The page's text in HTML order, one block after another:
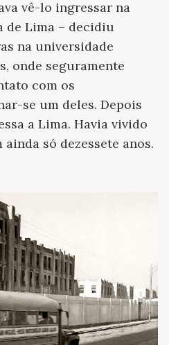
vê-lo ingressar na
de Lima – decidiu
na universidade
onde seguramente
com os
se um deles. Depois
a Lima. Havia vivido
só dezessete anos.